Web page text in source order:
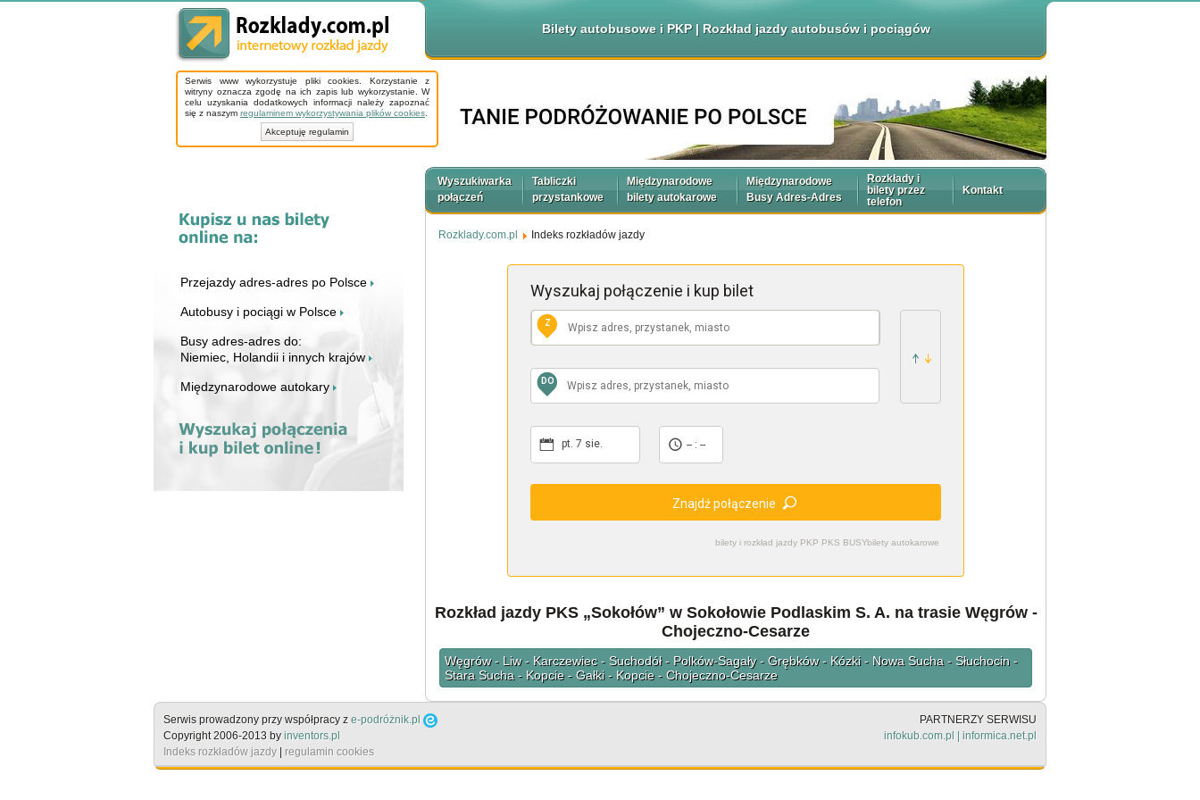
Bilety autobusowe i PKP | Rozkład jazdy autobusów i pociągów
Serwis www wykorzystuje pliki cookies. Korzystanie z
witryny oznacza zgodę na ich zapis lub wykorzystanie. W
celu uzyskania dodatkowych informacji należy zapoznać
się z naszym regulaminem wykorzystywania plików cookies
Akceptuję regulamin
Przejazdy adres-adres po Polsce
Autobusy i pociągi w Polsce
Busy adres-adres do:
Niemiec, Holandii i innych krajów
Międzynarodowe autokary
Wyszukiwarka
połączeń
Tabliczki
przystankowe
Międzynarodowe
bilety autokarowe
Międzynarodowe
Busy Adres-Adres
Rozkłady i
bilety przez
telefon
Kontakt
Rozklady.com.pl Indeks rozkładów jazdy
bilety i rozkład jazdy PKP PKS BUSYbilety autokarowe
Wyszukaj połączenie i kup bilet
Z
DO
pt. 7 sie. -- : --
Znajdź połączenie
Rozkład jazdy PKS „Sokołów” w Sokołowie Podlaskim S. A. na trasie Węgrów -
Chojeczno-Cesarze
Węgrów - Liw - Karczewiec - Suchodół - Polków-Sagały - Grębków - Kózki - Nowa Sucha - Słuchocin -
Stara Sucha - Kopcie - Gałki - Kopcie - Chojeczno-Cesarze
Serwis prowadzony przy współpracy z e-podróżnik.pl
Copyright 2006-2013 by inventors.pl
Indeks rozkładów jazdy | regulamin cookies
PARTNERZY SERWISU
infokub.com.pl | informica.net.pl